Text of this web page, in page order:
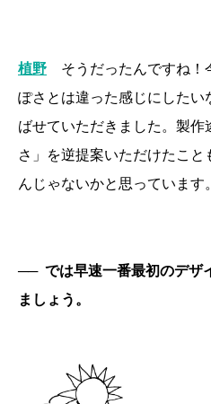
植野
そうだったんですね！
ぽさとは違った感じにした
ばせていただきました。製
さ」を逆提案いただけたこ
んじゃないかと思っています。
── では早速一番最初のデザ
ましょう。